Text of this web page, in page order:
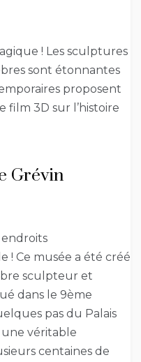
! Les sculptures
sont étonnantes
proposent
film 3D sur l’histoire
Grévin
endroits
! Ce musée a été créé
sculpteur et
dans le 9ème
pas du Palais
une véritable
centaines de